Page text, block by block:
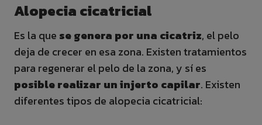
Alopecia cicatricial
Es la que se genera por una cicatriz, el pelo
deja de crecer en esa zona. Existen tratamientos
para regenerar el pelo de la zona, y sí es
posible realizar un injerto capilar. Existen
diferentes tipos de alopecia cicatricial: